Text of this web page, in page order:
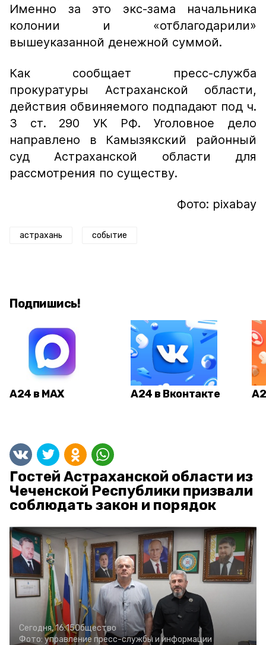
Именно за это экс-зама начальника
колонии и «отблагодарили»
вышеуказанной денежной суммой.
Как сообщает пресс-служба
прокуратуры Астраханской области,
действия обвиняемого подпадают под ч.
3 ст. 290 УК РФ. Уголовное дело
направлено в Камызякский районный
суд Астраханской области для
рассмотрения по существу.
Фото: pixabay
астрахань событие
Подпишись!
А24 в MAX А24 в Вконтакте
Гостей Астраханской области из
Чеченской Республики призвали
соблюдать закон и порядок
Сегодня, 16:15Общество
Фото: управление пресс-службы и информации